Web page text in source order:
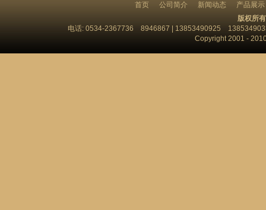
首页 公司简介 新闻动态
产品展示
版权所
电话: 0534-2367736 8946867 | 13853490925
Copyright 2001 -